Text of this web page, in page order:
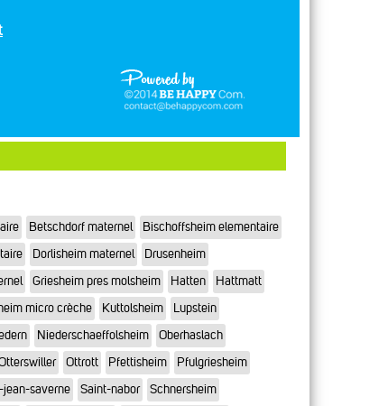
Betschdorf maternel
Bischoffsheim elementaire
Dorlisheim maternel
Drusenheim
Griesheim pres molsheim Hatten
Hattmatt
micro crèche Kuttolsheim
Lupstein
Niederschaeffolsheim
Oberhaslach
Ottrott Pfettisheim
Pfulgriesheim
jean-saverne Saint-nabor Schnersheim